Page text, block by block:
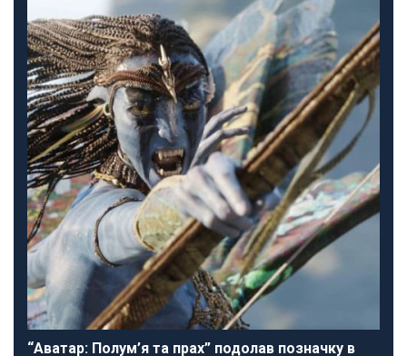
“Аватар: Полум’я та прах” подолав позначку в